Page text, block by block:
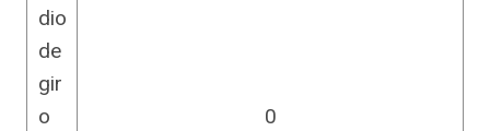
dio
de
gir
o
0